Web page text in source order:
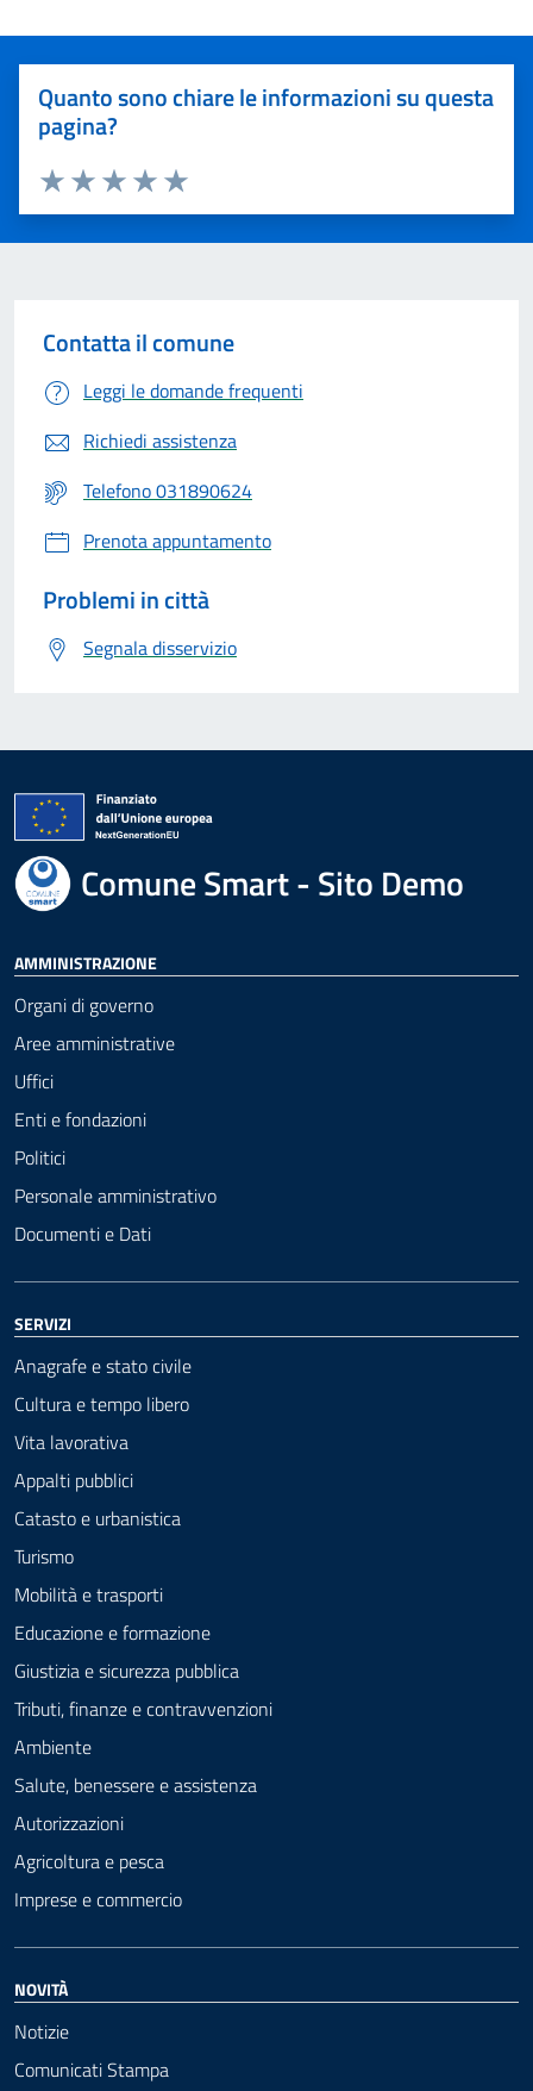
Quanto sono chiare le informazioni su questa
pagina?
Valuta 5 stelle su 5
Valuta 4 stelle su 5
Valuta 3 stelle su 5
Valuta 2 stelle su 5
Valuta 1 stelle su 5
Contatta il comune
Leggi le domande frequenti
Richiedi assistenza
Telefono 031890624
Prenota appuntamento
Problemi in città
Segnala disservizio
Comune Smart - Sito Demo
AMMINISTRAZIONE
Organi di governo
Aree amministrative
Uffici
Enti e fondazioni
Politici
Personale amministrativo
Documenti e Dati
SERVIZI
Anagrafe e stato civile
Cultura e tempo libero
Vita lavorativa
Appalti pubblici
Catasto e urbanistica
Turismo
Mobilità e trasporti
Educazione e formazione
Giustizia e sicurezza pubblica
Tributi, finanze e contravvenzioni
Ambiente
Salute, benessere e assistenza
Autorizzazioni
Agricoltura e pesca
Imprese e commercio
NOVITÀ
Notizie
Comunicati Stampa